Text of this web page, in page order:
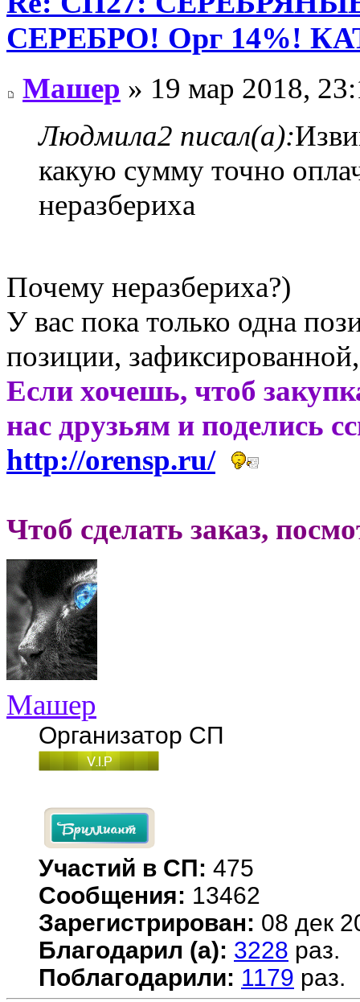
СЕРЕБРО! Орг 14%!
Машер » 19 мар 2018,
Людмила2 писал(а):
какую сумму точно
неразбериха
Почему неразбериха?)
У вас пока только одна
позиции,
Если хочешь, чтоб
нас друзьям и поделись
http://orensp.ru/
Чтоб сделать заказ,
Машер
Организатор СП
Участий в СП: 475
Сообщения: 13462
Зарегистрирован: 08 дек
Благодарил (а): 3228 раз.
Поблагодарили: 1179 раз.